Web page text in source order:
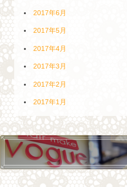
2017年6月
2017年5月
2017年4月
2017年3月
2017年2月
2017年1月